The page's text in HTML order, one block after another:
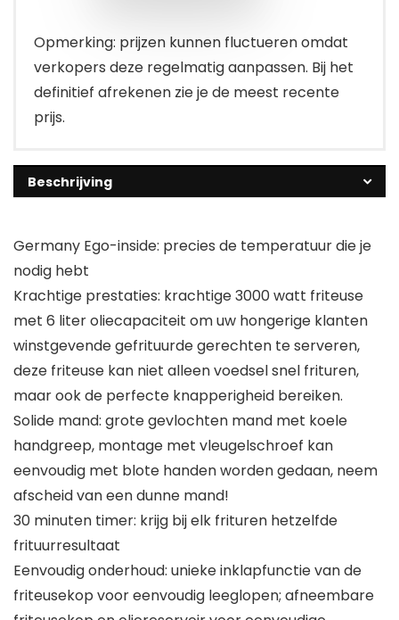
Opmerking: prijzen kunnen fluctueren omdat
verkopers deze regelmatig aanpassen. Bij het
definitief afrekenen zie je de meest recente
prijs.
Beschrijving
Germany Ego-inside: precies de temperatuur die je
nodig hebt
Krachtige prestaties: krachtige 3000 watt friteuse
met 6 liter oliecapaciteit om uw hongerige klanten
winstgevende gefrituurde gerechten te serveren,
deze friteuse kan niet alleen voedsel snel frituren,
maar ook de perfecte knapperigheid bereiken.
Solide mand: grote gevlochten mand met koele
handgreep, montage met vleugelschroef kan
eenvoudig met blote handen worden gedaan, neem
afscheid van een dunne mand!
30 minuten timer: krijg bij elk frituren hetzelfde
frituurresultaat
Eenvoudig onderhoud: unieke inklapfunctie van de
friteusekop voor eenvoudig leeglopen; afneembare